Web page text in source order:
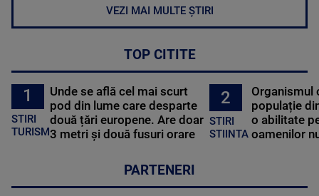
VEZI MAI MULTE ȘTIRI
TOP CITITE
1
STIRI
TURISM
Unde se află cel mai scurt
pod din lume care desparte
două țări europene. Are doar
3 metri și două fusuri orare
2
STIRI
STIINTA
Organismul
populație
o abilitate
oamenilor
PARTENERI